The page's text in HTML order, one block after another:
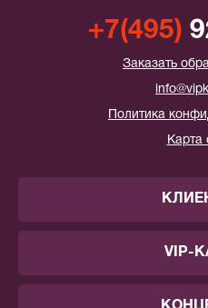
+7(495)
Заказать
Политика
Карта
VIP-